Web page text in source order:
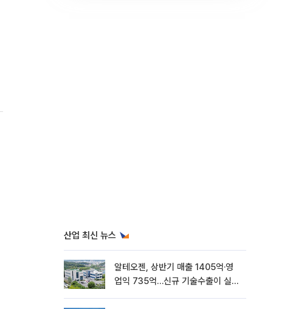
산업 최신 뉴스
알테오젠, 상반기 매출 1405억·영
업익 735억…신규 기술수출이 실적